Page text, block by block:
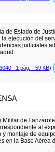
de Estado de
ejecución del
judiciales
- 1 pág. - 59 KB)
Militar de
al
y montaje de
en la Base Aérea